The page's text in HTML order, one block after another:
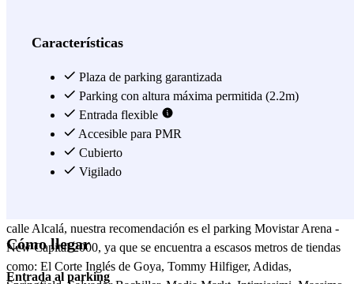
envidiables. ¿A qué esperas? Reserva con Parclick tu plaza en el
con un sinfín de opciones para calmar el apetito (y también la sed),
para todos los gustos y colores; también para todos los presupuestos.
No podemos dejar de destacar el Tommy Mels de la plaza de Goya
de Felipe II, la tagliatella, Cerveceria la Sureña, El Barril de Goya,
Los torreznos, El Pequeño Barco, Tirón cervecería, Jorge Juan 92,
100 Montaditos, Le Petit Prince, Gelati Dino, y Calvin entre muchos
calle Alcalá, nuestra recomendación es el parking Movistar Arena -
New Capital 2000, ya que se encuentra a escasos metros de tiendas
como: El Corte Inglés de Goya, Tommy Hilfiger, Adidas,
Características
Plaza de parking garantizada
Parking con altura máxima permitida (2.2m)
Entrada flexible
Accesible para PMR
Cubierto
Vigilado
Cómo llegar
Entrada al parking